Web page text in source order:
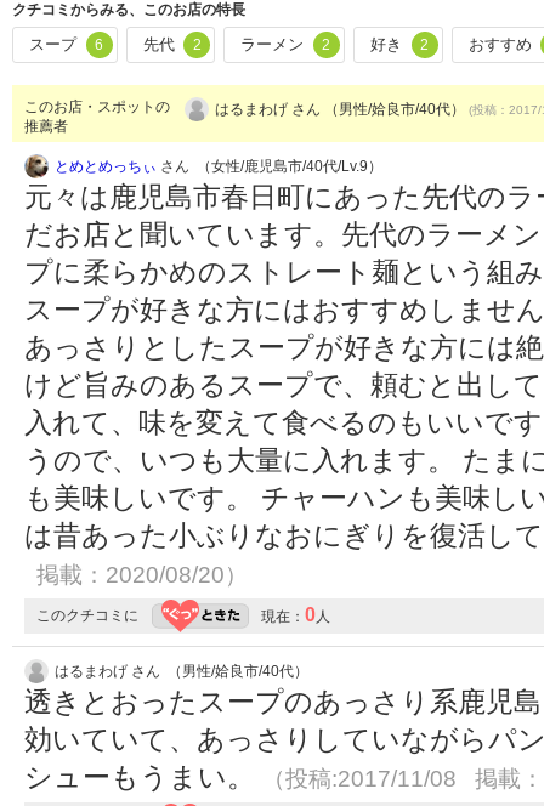
クチコミからみる、このお店の特長
スープ 6 先代 2 ラーメン 2 好き 2 おすすめ
このお店・スポットの
推薦者
はるまわげ さん （男性/姶良市/40代） (投稿：
とめとめっちぃ さん （女性/鹿児島市/40代/Lv.9）
元々は鹿児島市春日町にあった先代の
だお店と聞いています。先代のラーメ
プに柔らかめのストレート麺という組
スープが好きな方にはおすすめしませ
あっさりとしたスープが好きな方には
けど旨みのあるスープで、頼むと出し
入れて、味を変えて食べるのもいいで
うので、いつも大量に入れます。 たま
も美味しいです。 チャーハンも美味し
は昔あった小ぶりなおにぎりを復活し
掲載：2020/08/20）
このクチコミに 現在： 0 人
はるまわげ さん （男性/姶良市/40代）
透きとおったスープのあっさり系鹿児
効いていて、あっさりしていながらパ
シューもうまい。
（投稿:2017/11/08 掲載